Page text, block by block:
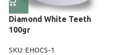
Diamond White Teeth
100gr
SKU: EHOCS-1